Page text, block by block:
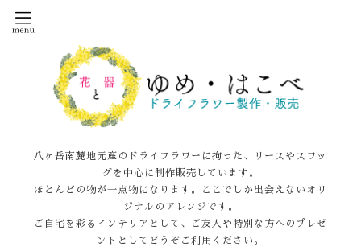
八ヶ岳南麓地元産のドライフラワーに拘った、リースやスワッ
グを中心に制作販売しています。
ほとんどの物が一点物になります。ここでしか出会えないオリ
ジナルのアレンジです。
ご自宅を彩るインテリアとして、ご友人や特別な方へのプレゼ
ントとしてどうぞご利用ください。